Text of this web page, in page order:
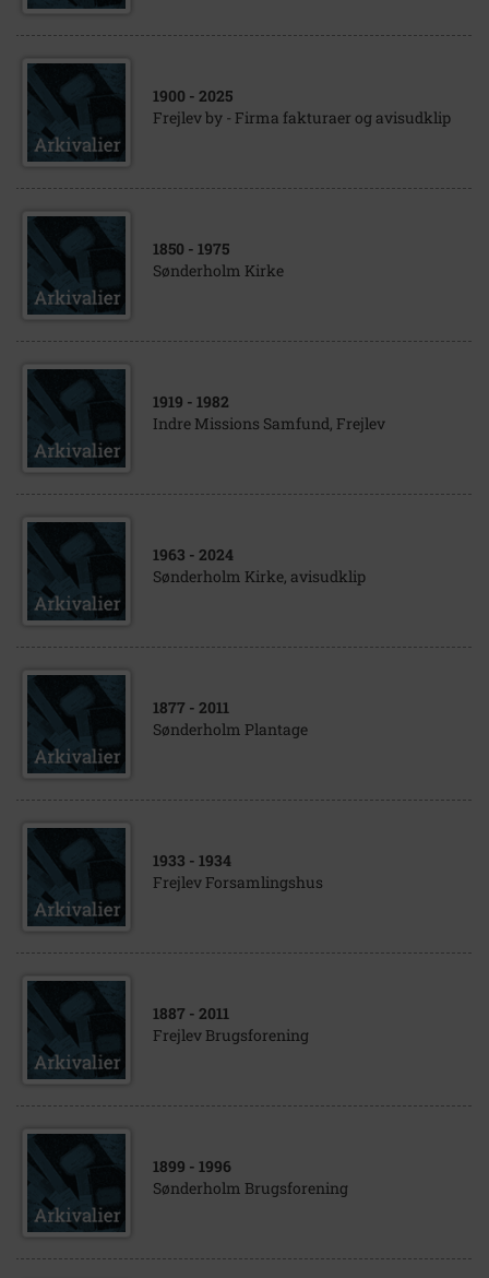
1900 - 2025
Frejlev by - Firma fakturaer og avisudklip
1850 - 1975
Sønderholm Kirke
1919 - 1982
Indre Missions Samfund, Frejlev
1963 - 2024
Sønderholm Kirke, avisudklip
1877 - 2011
Sønderholm Plantage
1933 - 1934
Frejlev Forsamlingshus
1887 - 2011
Frejlev Brugsforening
1899 - 1996
Sønderholm Brugsforening